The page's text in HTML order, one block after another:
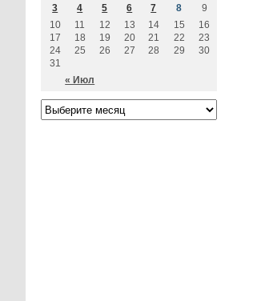
« Июл
3
4 5 6 7 8
9
10
11 12 13 14 15
16
17
18 19 20 21 22
23
24
25 26 27 28 29
30
31